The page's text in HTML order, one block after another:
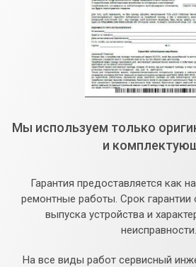
Мы используем только
и
Гарантия предоставляется как
ремонтные работы. Срок гарантии
выпуска устройства и
неисправности.
На все виды работ сервисный